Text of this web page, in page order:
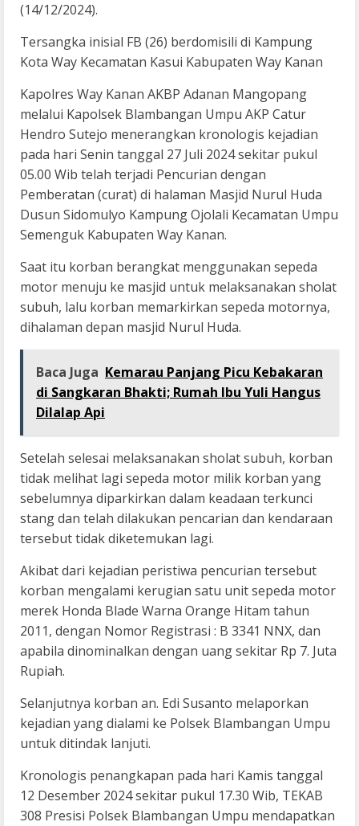
(14/12/2024).
Tersangka inisial FB (26) berdomisili di Kampung
Kota Way Kecamatan Kasui Kabupaten Way Kanan
Kapolres Way Kanan AKBP Adanan Mangopang
melalui Kapolsek Blambangan Umpu AKP Catur
Hendro Sutejo menerangkan kronologis kejadian
pada hari Senin tanggal 27 Juli 2024 sekitar pukul
05.00 Wib telah terjadi Pencurian dengan
Pemberatan (curat) di halaman Masjid Nurul Huda
Dusun Sidomulyo Kampung Ojolali Kecamatan Umpu
Semenguk Kabupaten Way Kanan.
Saat itu korban berangkat menggunakan sepeda
motor menuju ke masjid untuk melaksanakan sholat
subuh, lalu korban memarkirkan sepeda motornya,
dihalaman depan masjid Nurul Huda.
Baca Juga Kemarau Panjang Picu Kebakaran
di Sangkaran Bhakti; Rumah Ibu Yuli Hangus
Dilalap Api
Setelah selesai melaksanakan sholat subuh, korban
tidak melihat lagi sepeda motor milik korban yang
sebelumnya diparkirkan dalam keadaan terkunci
stang dan telah dilakukan pencarian dan kendaraan
tersebut tidak diketemukan lagi.
Akibat dari kejadian peristiwa pencurian tersebut
korban mengalami kerugian satu unit sepeda motor
merek Honda Blade Warna Orange Hitam tahun
2011, dengan Nomor Registrasi : B 3341 NNX, dan
apabila dinominalkan dengan uang sekitar Rp 7. Juta
Rupiah.
Selanjutnya korban an. Edi Susanto melaporkan
kejadian yang dialami ke Polsek Blambangan Umpu
untuk ditindak lanjuti.
Kronologis penangkapan pada hari Kamis tanggal
12 Desember 2024 sekitar pukul 17.30 Wib, TEKAB
308 Presisi Polsek Blambangan Umpu mendapatkan